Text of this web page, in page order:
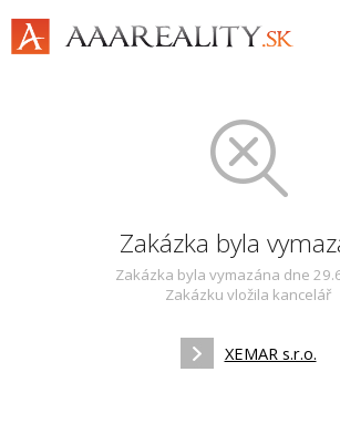
Zakázka byla
Zakázka byla vymazána dne
Zakázku vložila kancelář
XEMAR s.r.o.